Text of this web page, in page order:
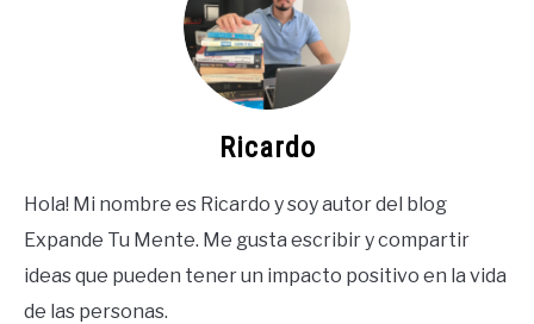
Ricardo
Hola! Mi nombre es Ricardo y soy autor del blog
Expande Tu Mente. Me gusta escribir y compartir
ideas que pueden tener un impacto positivo en la vida
de las personas.